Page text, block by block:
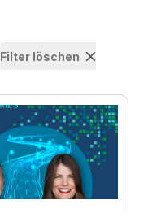
Filter löschen